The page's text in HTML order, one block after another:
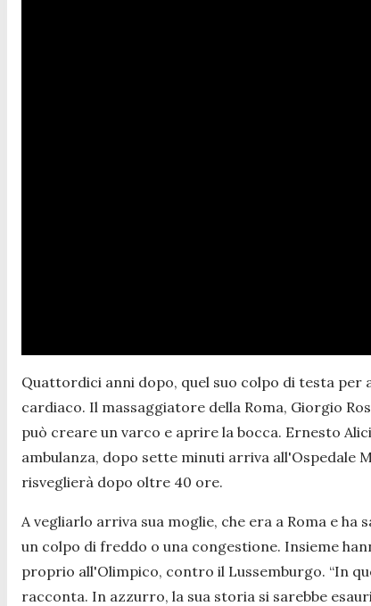
Quattordici anni dopo, quel suo colpo di testa
cardiaco. Il massaggiatore della Roma, Giorgio
può creare un varco e aprire la bocca. Ernesto
ambulanza, dopo sette minuti arriva
risveglierà dopo oltre 40 ore.
A vegliarlo arriva sua moglie, che era a Roma e
un colpo di freddo o una congestione. Insieme
proprio all'Olimpico, contro il Lussemburgo. “In
racconta. In azzurro, la sua storia si sarebbe